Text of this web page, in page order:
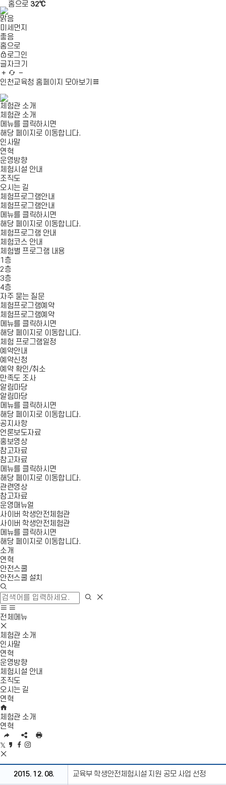
홈으로 32℃
맑음
미세먼지
좋음
홈으로
로그인
글자크기
글
자
대
새
로 자
인천교육청 홈페이지 모아보기
체험관 소개
체험관 소개
메뉴를 클릭하시면
해당 페이지로 이동합니다.
인사말
연혁
운영방향
체험시설 안내
조직도
오시는 길
체험프로그램안내
체험프로그램안내
메뉴를 클릭하시면
해당 페이지로 이동합니다.
체험프로그램 안내
체험코스 안내
체험별 프로그램 내용
1층
2층
3층
4층
자주 묻는 질문
체험프로그램예약
체험프로그램예약
메뉴를 클릭하시면
해당 페이지로 이동합니다.
체험 프로그램일정
예약안내
예약신청
예약 확인/취소
만족도 조사
알림마당
알림마당
메뉴를 클릭하시면
해당 페이지로 이동합니다.
공지사항
언론보도자료
홍보영상
참고자료
참고자료
메뉴를 클릭하시면
해당 페이지로 이동합니다.
관련영상
참고자료
운영매뉴얼
사이버 학생안전체험관
사이버 학생안전체험관
메뉴를 클릭하시면
해당 페이지로 이동합니다.
소개
연혁
안전스쿨
안전스쿨 설치
검
색
창
열
기
검 검
사
이
트
맵
이
동
모
바
메
뉴
기
전체메뉴
모
바
일
메
뉴
닫
기
체험관 소개
인사말
연혁
운영방향
체험시설 안내
조직도
오시는 길
연혁
H
O
M
E
체험관 소개
연혁
R
복
사
S
N
공
유
인
트
위
터
카
오
스
페
스
북
인
타
그
S
N
2015. 12. 08. 교육부 학생안전체험시설 지원 공모 사업 선정